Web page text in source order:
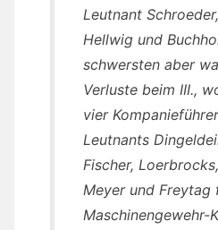
Leutnant
Hellwig und
schwersten aber
Verluste beim III.,
vier
Leutnants
Fischer,
Meyer und Freytag
Maschinengewehr-